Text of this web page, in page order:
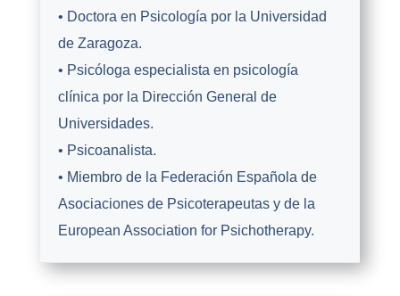
• Doctora en Psicología por la Universidad
de Zaragoza.
• Psicóloga especialista en psicología
clínica por la Dirección General de
Universidades.
• Psicoanalista.
• Miembro de la Federación Española de
Asociaciones de Psicoterapeutas y de la
European Association for Psichotherapy.